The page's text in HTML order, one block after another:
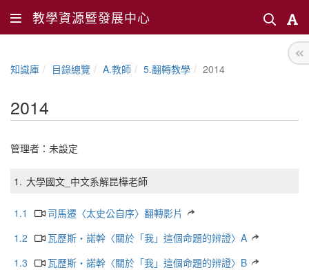
教學資源暨發展中心
知識庫 目錄總覽 A.教師 5.翻轉教學 2014
2014
管理者：未設定
1. 大學國文_中文系解昆樺老師
1.1
司馬遷〈太史公自序〉翻轉影片
1.2
瓦歷斯‧諾幹〈關於「我」這個命題的辨證〉A
1.3
瓦歷斯‧諾幹〈關於「我」這個命題的辨證〉B